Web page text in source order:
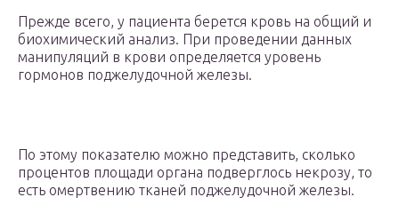
Прежде всего, у пациента берется кровь на общий и
биохимический анализ. При проведении данных
манипуляций в крови определяется уровень
гормонов поджелудочной железы.
По этому показателю можно представить, сколько
процентов площади органа подверглось некрозу, то
есть омертвению тканей поджелудочной железы.